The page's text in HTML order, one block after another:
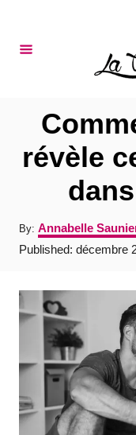
révèle
By: A
u
t
o
Annabelle
P
t
e
d
n
Published: décembre